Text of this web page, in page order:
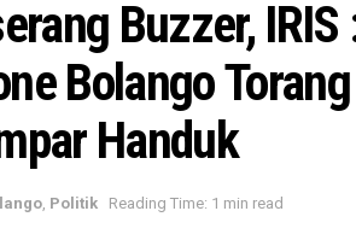
Buzzer, IRIS
Bolango Torang
Handuk
Politik Reading Time: 1 min read